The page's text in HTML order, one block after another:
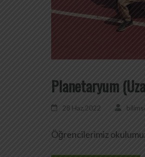
Planetaryum
28 Haz,2022
Öğrencilerimiz